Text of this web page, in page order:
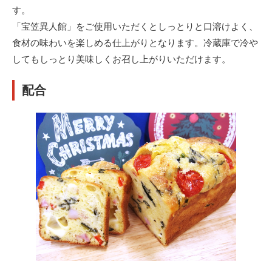
す。
「宝笠異人館」をご使用いただくとしっとりと口溶けよく、
食材の味わいを楽しめる仕上がりとなります。 冷蔵庫で冷や
してもしっとり美味しくお召し上がりいただけます。
配合